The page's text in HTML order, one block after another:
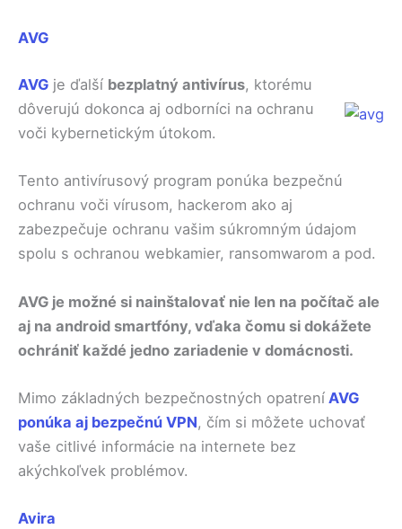
AVG
AVG je ďalší bezplatný antivírus, ktorému
dôverujú dokonca aj odborníci na ochranu
voči kybernetickým útokom.
Tento antivírusový program ponúka bezpečnú
ochranu voči vírusom, hackerom ako aj
zabezpečuje ochranu vašim súkromným údajom
spolu s ochranou webkamier, ransomwarom a pod.
AVG je možné si nainštalovať nie len na počítač ale
aj na android smartfóny, vďaka čomu si dokážete
ochrániť každé jedno zariadenie v domácnosti.
Mimo základných bezpečnostných opatrení AVG
ponúka aj bezpečnú VPN, čím si môžete uchovať
vaše citlivé informácie na internete bez
akýchkoľvek problémov.
Avira